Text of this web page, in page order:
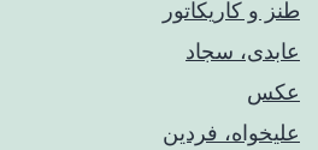
طنز و کاریکاتور
عابدی، سجاد
عکس
علیخواه، فردین